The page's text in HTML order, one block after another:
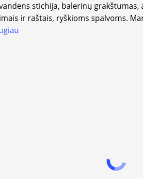
stichija, balerinų
ir raštais, ryškioms spalvoms.